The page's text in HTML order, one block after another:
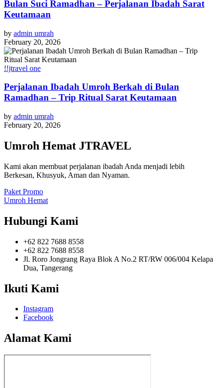
Bulan Suci Ramadhan – Perjalanan Ibadah Sarat
Keutamaan
by admin umrah
February 20, 2026
!!jtravel one
Perjalanan Ibadah Umroh Berkah di Bulan
Ramadhan – Trip Ritual Sarat Keutamaan
by admin umrah
February 20, 2026
Umroh Hemat JTRAVEL
Kami akan membuat perjalanan ibadah Anda menjadi lebih
Berkesan, Khusyuk, Aman dan Nyaman.
Paket Promo
Umroh Hemat
Hubungi Kami
+62 822 7688 8558
+62 822 7688 8558
Jl. Roro Jongrang Raya Blok A No.2 RT/RW 006/004 Kelapa
Dua, Tangerang
Ikuti Kami
Instagram
Facebook
Alamat Kami